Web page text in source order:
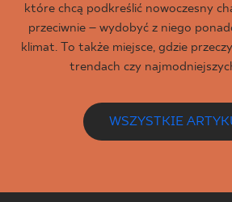
które chcą podkreślić nowoczesny
przeciwnie – wydobyć z niego
klimat. To także miejsce, gdzie
trendach czy
WSZYSTKIE